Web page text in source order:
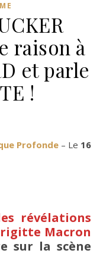
raison à
et parle
!
Profonde– Le 16
révélations
Macron
sur la scène